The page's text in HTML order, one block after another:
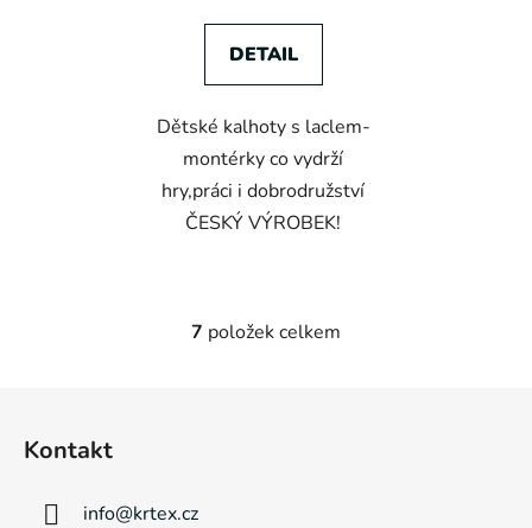
DETAIL
Dětské kalhoty s laclem-
montérky co vydrží
hry,práci i dobrodružství
ČESKÝ VÝROBEK!
O
7 položek celkem
Kontakt
info@krtex.cz